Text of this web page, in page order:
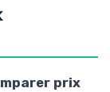
prix